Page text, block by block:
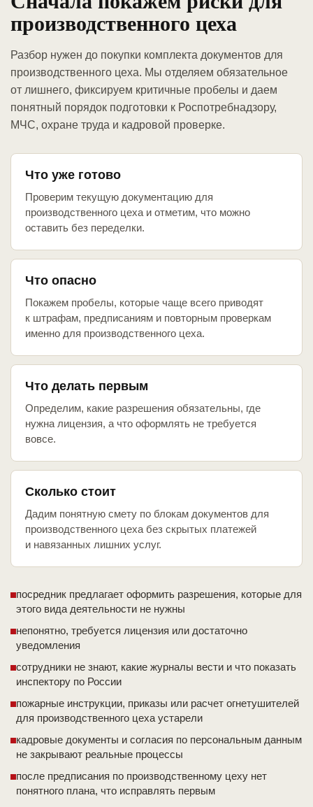
производственного цеха
Разбор нужен до покупки комплекта документов для
производственного цеха. Мы отделяем обязательное
от лишнего, фиксируем критичные пробелы и даем
понятный порядок подготовки к Роспотребнадзору,
МЧС, охране труда и кадровой проверке.
Что уже готово
Проверим текущую документацию для
производственного цеха и отметим, что можно
оставить без переделки.
Что опасно
Покажем пробелы, которые чаще всего приводят
к штрафам, предписаниям и повторным проверкам
именно для производственного цеха.
Что делать первым
Определим, какие разрешения обязательны, где
нужна лицензия, а что оформлять не требуется
вовсе.
Сколько стоит
Дадим понятную смету по блокам документов для
производственного цеха без скрытых платежей
и навязанных лишних услуг.
посредник предлагает оформить разрешения, которые для
этого вида деятельности не нужны
непонятно, требуется лицензия или достаточно
уведомления
сотрудники не знают, какие журналы вести и что показать
инспектору по России
пожарные инструкции, приказы или расчет огнетушителей
для производственного цеха устарели
кадровые документы и согласия по персональным данным
не закрывают реальные процессы
после предписания по производственному цеху нет
понятного плана, что исправлять первым